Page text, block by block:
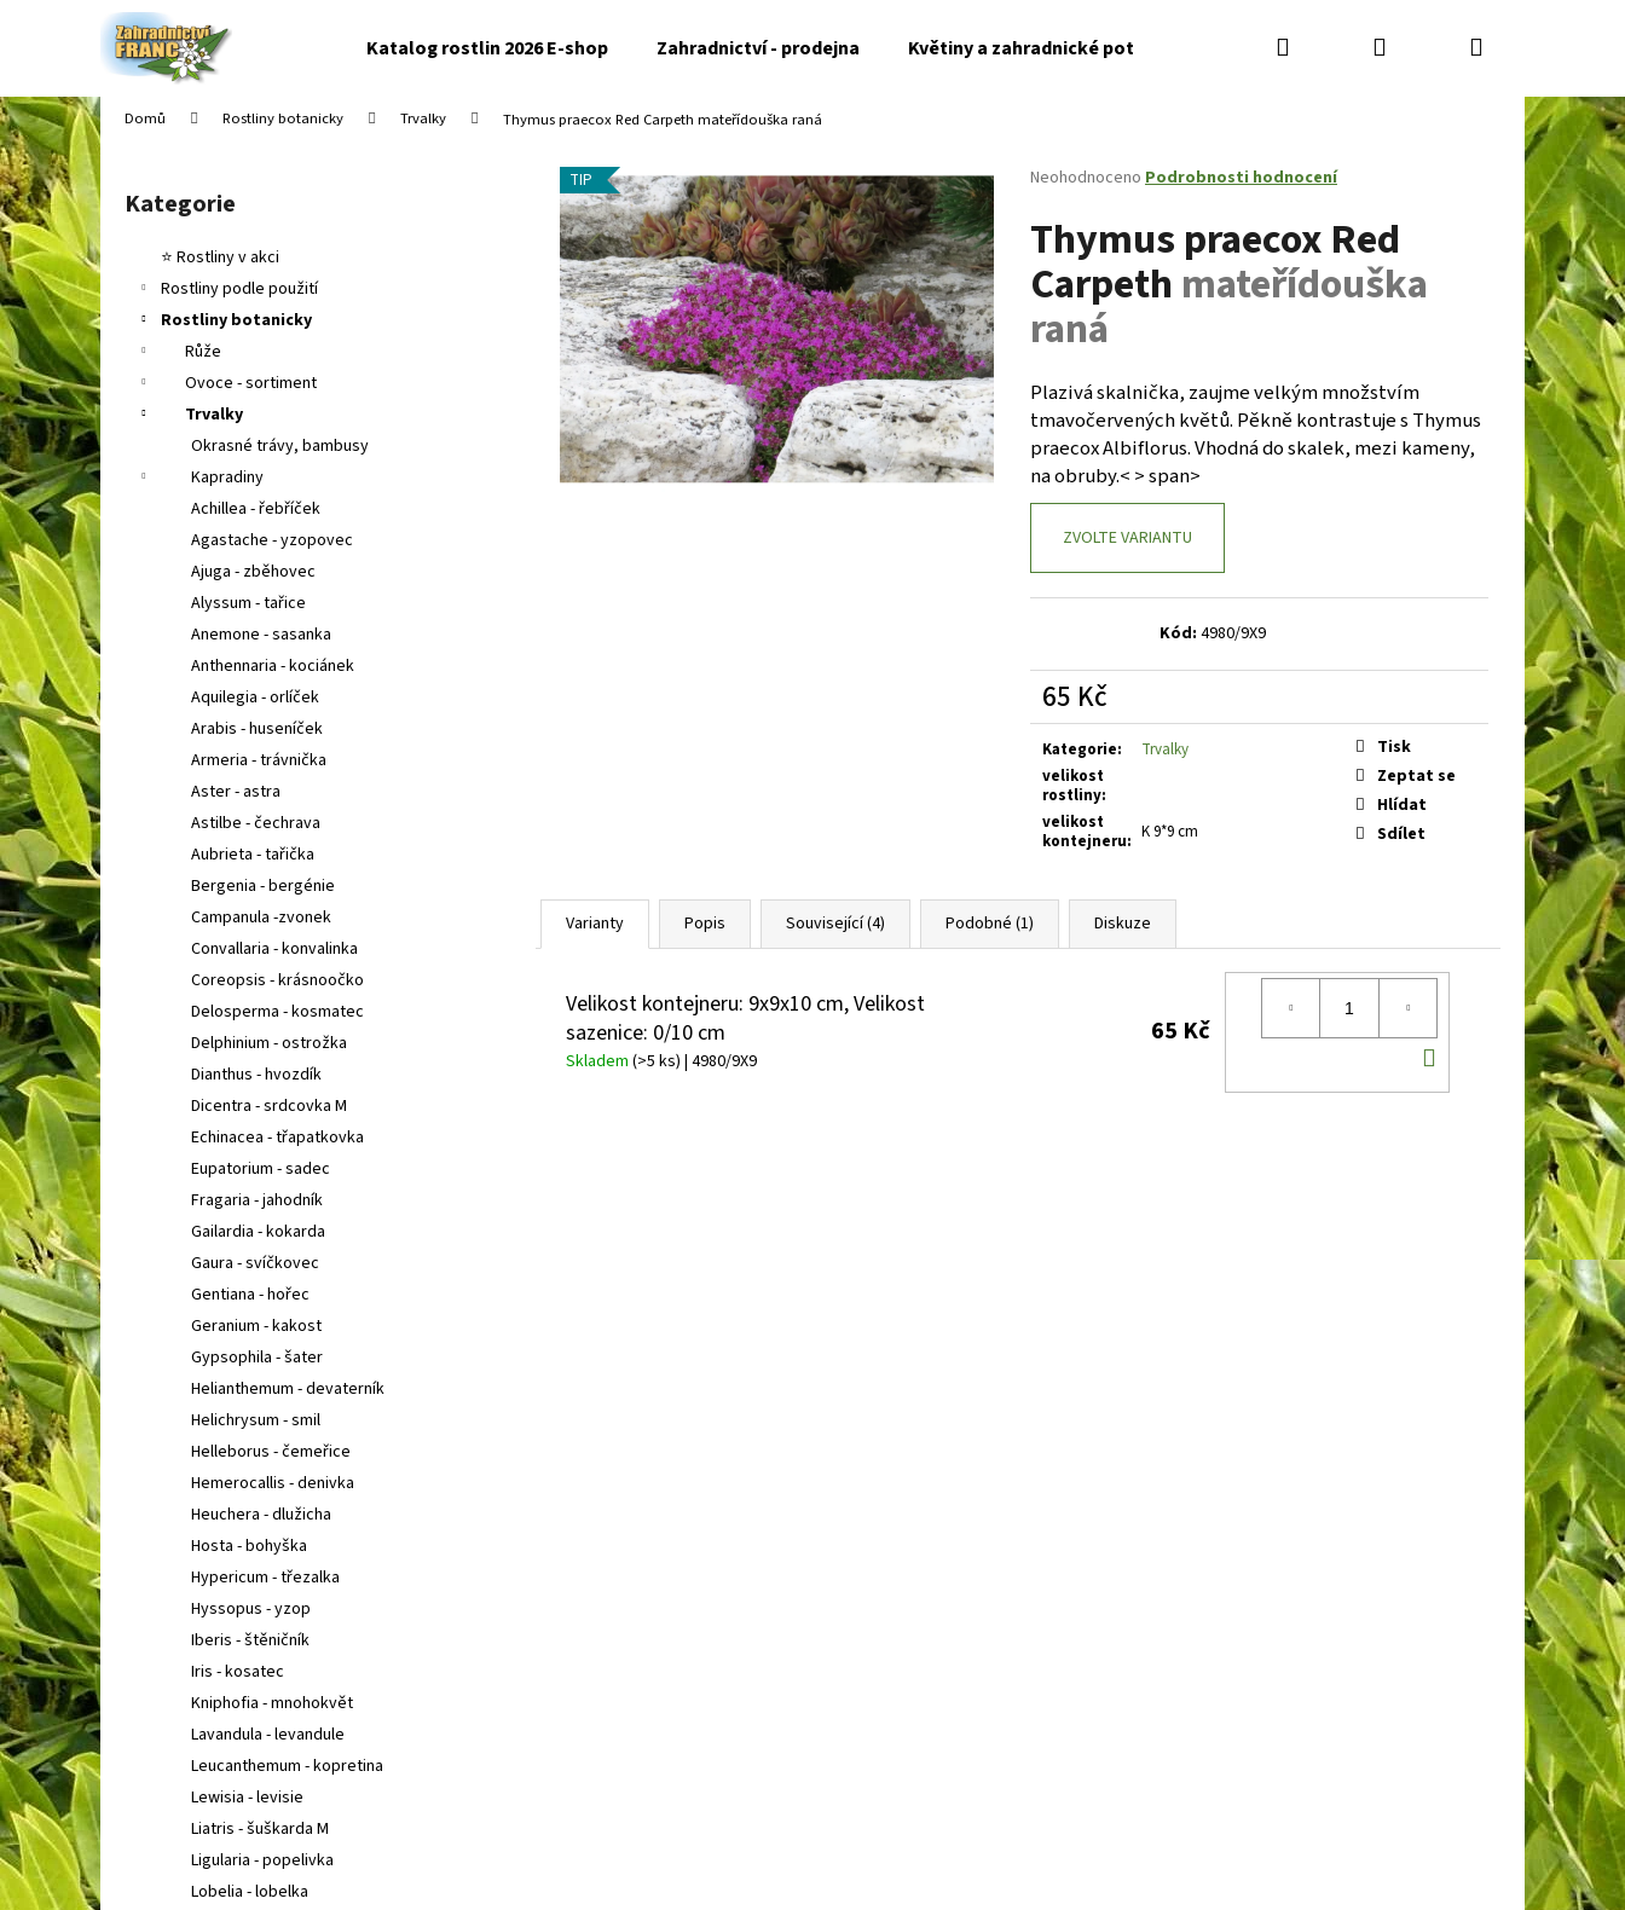
Katalog rostlin 2026 E-shop Zahradnictví - prodejna Květiny a zahradnické potřeby Kontakty Jak nakupovat
Hledat PřihlášeníNákupní
košík
Domů Rostliny botanicky Trvalky Thymus praecox Red Carpeth mateřídouška raná
P
o
s
t
r
a
n
n
í
p
a
n
e
l
Přeskočit
kategorie
Kategorie
⭐ Rostliny v akci
Rostliny podle použití
Rostliny botanicky
Růže
Ovoce - sortiment
Trvalky
Okrasné trávy, bambusy
Kapradiny
Achillea - řebříček
Agastache - yzopovec
Ajuga - zběhovec
Alyssum - tařice
Anemone - sasanka
Anthennaria - kociánek
Aquilegia - orlíček
Arabis - huseníček
Armeria - trávnička
Aster - astra
Astilbe - čechrava
Aubrieta - tařička
Bergenia - bergénie
Campanula -zvonek
Convallaria - konvalinka
Coreopsis - krásnoočko
Delosperma - kosmatec
Delphinium - ostrožka
Dianthus - hvozdík
Dicentra - srdcovka M
Echinacea - třapatkovka
Eupatorium - sadec
Fragaria - jahodník
Gailardia - kokarda
Gaura - svíčkovec
Gentiana - hořec
Geranium - kakost
Gypsophila - šater
Helianthemum - devaterník
Helichrysum - smil
Helleborus - čemeřice
Hemerocallis - denivka
Heuchera - dlužicha
Hosta - bohyška
Hypericum - třezalka
Hyssopus - yzop
Iberis - štěničník
Iris - kosatec
Kniphofia - mnohokvět
Lavandula - levandule
Leucanthemum - kopretina
Lewisia - levisie
Liatris - šuškarda M
Ligularia - popelivka
Lobelia - lobelka
Průměrné
produktu
0,0
z
hvězdiček.
Neohodnoceno Podrobnosti hodnocení
Thymus praecox Red
Carpeth mateřídouška
raná
Plazivá skalnička, zaujme velkým množstvím
tmavočervených květů. Pěkně kontrastuje s Thymus
praecox Albiflorus. Vhodná do skalek, mezi kameny,
na obruby.< > span>
ZVOLTE VARIANTU
Kód: 4980/9X9
65 Kč
Měrná
cena:
Kategorie:
Trvalky
velikost
rostliny:
velikost
kontejneru: K 9*9 cm
Tisk
Zeptat se
Hlídat
Sdílet
TIP
Varianty Popis Související (4) Podobné (1) Diskuze
Velikost kontejneru: 9x9x10 cm, Velikost
sazenice: 0/10 cm
Skladem (>5 ks) | 4980/9X9
65 Kč
KOŠÍKU
í
k
Zpět
do
obchodu
Zpět
do
obchodu
Co potřebujete najít?
HLEDAT
Doporučujeme
BUDDLEIA DAVIDII PRINCE CHARMING
DAVIDOVA
HEMEROCALLIS X BOOBY RUBYDENIVKA